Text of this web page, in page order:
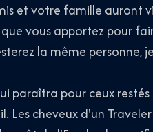
et votre famille auront
vous apportez pour
la même personne,
paraîtra pour ceux
Les cheveux d'un